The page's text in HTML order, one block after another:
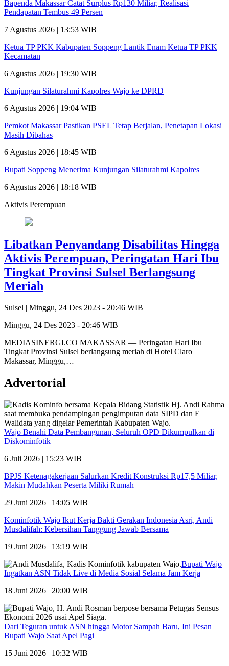
Bapenda Makassar Catat Surplus Rp130 Miliar, Realisasi
Pendapatan Tembus 49 Persen
7 Agustus 2026 | 13:53 WIB
Ketua TP PKK Kabupaten Soppeng Lantik Enam Ketua TP PKK
Kecamatan
6 Agustus 2026 | 19:30 WIB
Kunjungan Silaturahmi Kapolres Wajo ke DPRD
6 Agustus 2026 | 19:04 WIB
Pemkot Makassar Pastikan PSEL Tetap Berjalan, Penetapan Lokasi
Masih Dibahas
6 Agustus 2026 | 18:45 WIB
Bupati Soppeng Menerima Kunjungan Silaturahmi Kapolres
6 Agustus 2026 | 18:18 WIB
Aktivis Perempuan
Libatkan Penyandang Disabilitas Hingga
Aktivis Perempuan, Peringatan Hari Ibu
Tingkat Provinsi Sulsel Berlangsung
Meriah
Sulsel | Minggu, 24 Des 2023 - 20:46 WIB
Minggu, 24 Des 2023 - 20:46 WIB
MEDIASINERGI.CO MAKASSAR — Peringatan Hari Ibu
Tingkat Provinsi Sulsel berlangsung meriah di Hotel Claro
Makassar, Minggu,…
Advertorial
Wajo Benahi Data Pembangunan, Seluruh OPD Dikumpulkan di
Diskominfotik
6 Juli 2026 | 15:23 WIB
BPJS Ketenagakerjaan Salurkan Kredit Konstruksi Rp17,5 Miliar,
Makin Mudahkan Peserta Miliki Rumah
29 Juni 2026 | 14:05 WIB
Kominfotik Wajo Ikut Kerja Bakti Gerakan Indonesia Asri, Andi
Musdalifah: Kebersihan Tanggung Jawab Bersama
19 Juni 2026 | 13:19 WIB
Bupati Wajo
Ingatkan ASN Tidak Live di Media Sosial Selama Jam Kerja
18 Juni 2026 | 20:00 WIB
Dari Teguran untuk ASN hingga Motor Sampah Baru, Ini Pesan
Bupati Wajo Saat Apel Pagi
15 Juni 2026 | 10:32 WIB